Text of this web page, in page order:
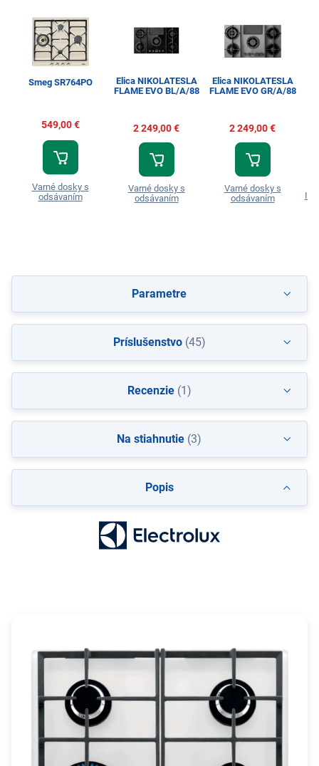
Smeg SR764PO
549,00 €
Varné dosky s
odsávaním
Elica NIKOLATESLA
FLAME EVO BL/A/88
2 249,00 €
Varné dosky s
odsávaním
Elica NIKOLATESLA
FLAME EVO GR/A/88
2 249,00 €
Varné dosky s
odsávaním
Popis
Parametre
Príslušenstvo(45)
Recenzie(1)
Na stiahnutie (3)